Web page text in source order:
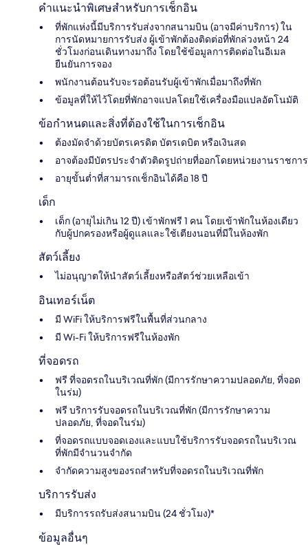
คำแนะนำพิเศษสำหรับการเช็กอิน
ที่พักแห่งนี้มีบริการรับส่งจากสนามบิน (อาจมีค่าบริการ) ใน
การนัดหมายการรับส่ง ผู้เข้าพักต้องติดต่อที่พักล่วงหน้า 24
ชั่วโมงก่อนเดินทางมาถึง โดยใช้ข้อมูลการติดต่อในอีเมล
ยืนยันการจอง
พนักงานต้อนรับจะรอต้อนรับผู้เข้าพักเมื่อมาถึงที่พัก
ข้อมูลที่ให้ไว้โดยที่พักอาจแปลโดยใช้เครื่องมือแปลอัตโนมัติ
ข้อกำหนดและสิ่งที่ต้องใช้ในการเช็กอิน
ต้องมัดจำด้วยบัตรเครดิต บัตรเดบิต หรือเงินสด
อาจต้องมีบัตรประจำตัวติดรูปถ่ายที่ออกโดยหน่วยงานราชการ
อายุขั้นต่ำที่สามารถเช็กอินได้คือ 18 ปี
เด็ก
เด็ก (อายุไม่เกิน 12 ปี) เข้าพักฟรี 1 คน โดยเข้าพักในห้องเดียว
กับผู้ปกครองหรือผู้ดูแลและใช้เตียงนอนที่มีในห้องพัก
สัตว์เลี้ยง
ไม่อนุญาตให้นำสัตว์เลี้ยงหรือสัตว์ช่วยเหลือเข้า
อินเทอร์เน็ต
มี WiFi ให้บริการฟรีในพื้นที่ส่วนกลาง
มี Wi-Fi ให้บริการฟรีในห้องพัก
ที่จอดรถ
ฟรี ที่จอดรถในบริเวณที่พัก (มีการรักษาความปลอดภัย, ที่จอด
ในร่ม)
ฟรี บริการรับจอดรถในบริเวณที่พัก (มีการรักษาความ
ปลอดภัย, ที่จอดในร่ม)
ที่จอดรถแบบจอดเองและแบบใช้บริการรับจอดรถในบริเวณ
ที่พักมีจำนวนจำกัด
จำกัดความสูงของรถสำหรับที่จอดรถในบริเวณที่พัก
บริการรับส่ง
มีบริการรถรับส่งสนามบิน (24 ชั่วโมง)*
ข้อมูลอื่นๆ